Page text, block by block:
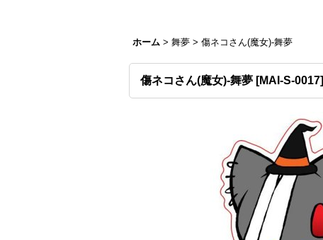
ホーム > 舞夢 > 傷ネコさん(魔女)-舞夢
傷ネコさん(魔女)-舞夢 [MAI-S-0017]